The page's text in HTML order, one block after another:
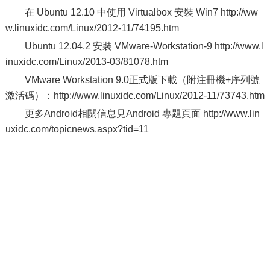
在 Ubuntu 12.10 中使用 Virtualbox 安裝 Win7 http://ww
w.linuxidc.com/Linux/2012-11/74195.htm
Ubuntu 12.04.2 安裝 VMware-Workstation-9 http://www.l
inuxidc.com/Linux/2013-03/81078.htm
VMware Workstation 9.0正式版下載（附注冊機+序列號
激活碼）：http://www.linuxidc.com/Linux/2012-11/73743.htm
更多Android相關信息見Android 專題頁面 http://www.lin
uxidc.com/topicnews.aspx?tid=11